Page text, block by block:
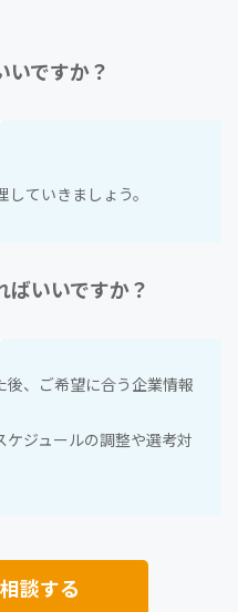
いですか？
ていきましょう。
ばいいですか？
後、ご希望に合う企業情報
ジュールの調整や選考対
談する